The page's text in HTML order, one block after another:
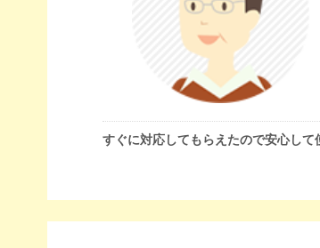
すぐに対応してもらえたので安心して